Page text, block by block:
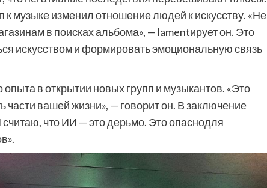
к музыке изменил отношение людей к искусству. «Не
в поисках альбома», — lamentирует он. Это
искусством и формировать эмоциональную связь
в открытии новых групп и музыкантов. «Это
вашей жизни», — говорит он. В заключение
что ИИ — это дерьмо. Это опаснодля
«Как приручить лису»: триллер,
который охотится не за маньяком, а
за человеческими слабостями